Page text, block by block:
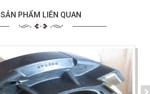
SẢN PHẨM LIÊN QUAN